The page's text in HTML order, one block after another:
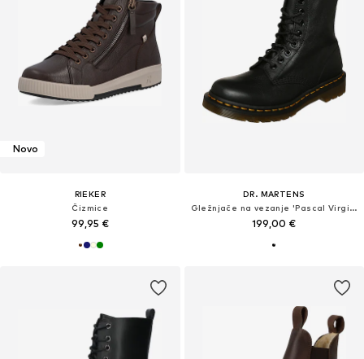
Novo
RIEKER
Čizmice
99,95 €
DR. MARTENS
Gležnjače na vezanje 'Pascal Virginia'
199,00 €